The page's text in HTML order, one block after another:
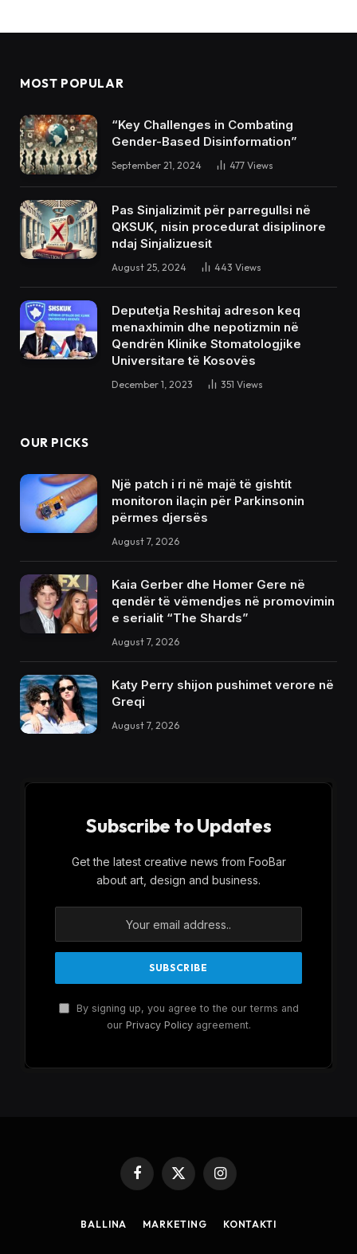
MOST POPULAR
“Key Challenges in Combating
Gender-Based Disinformation”
September 21, 2024 477 Views
Pas Sinjalizimit për parregullsi në
QKSUK, nisin procedurat disiplinore
ndaj Sinjalizuesit
August 25, 2024 443 Views
Deputetja Reshitaj adreson keq
menaxhimin dhe nepotizmin në
Qendrën Klinike Stomatologjike
Universitare të Kosovës
December 1, 2023 351 Views
OUR PICKS
Një patch i ri në majë të gishtit
monitoron ilaçin për Parkinsonin
përmes djersës
August 7, 2026
Kaia Gerber dhe Homer Gere në
qendër të vëmendjes në promovimin
e serialit “The Shards”
August 7, 2026
Katy Perry shijon pushimet verore në
Greqi
August 7, 2026
Subscribe to Updates
Get the latest creative news from FooBar
about art, design and business.
By signing up, you agree to the our terms and
our Privacy Policyagreement.
Facebook
X
Instagram
BALLINA MARKETING KONTAKTI